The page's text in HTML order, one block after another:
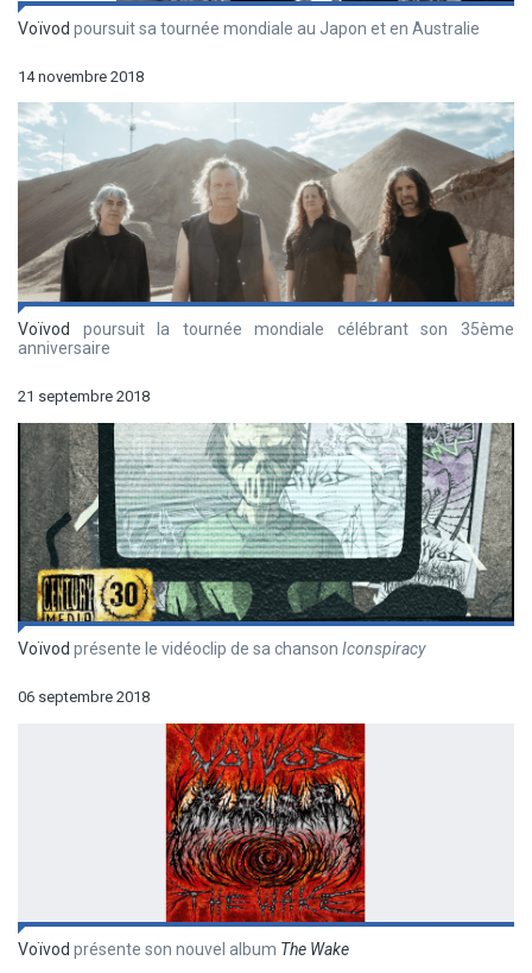
Voïvod poursuit sa tournée mondiale au Japon et en Australie
14 novembre 2018
Voïvod
poursuit la tournée mondiale célébrant son 35ème
anniversaire
21 septembre 2018
Voïvod présente le vidéoclip de sa chanson Iconspiracy
06 septembre 2018
Voïvod présente son nouvel album The Wake